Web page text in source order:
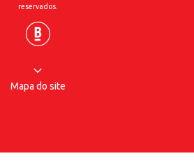
reservados.
Mapa do site